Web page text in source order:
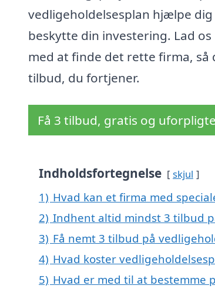
vedligeholdelsesplan hjælpe
beskytte din investering. Lad
med at finde det rette firma, så
tilbud, du fortjener.
Få 3 tilbud, gratis og
Indholdsfortegnelse skjul
1) Hvad kan et firma med
2) Indhent altid mindst 3 tilbud
3) Få nemt 3 tilbud på
4) Hvad koster
5) Hvad er med til at bestemme